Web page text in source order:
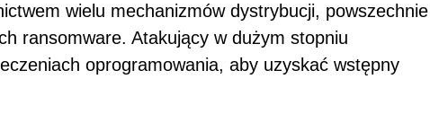
wielu mechanizmów dystrybucji, powszechnie
ransomware. Atakujący w dużym stopniu
oprogramowania, aby uzyskać wstępny